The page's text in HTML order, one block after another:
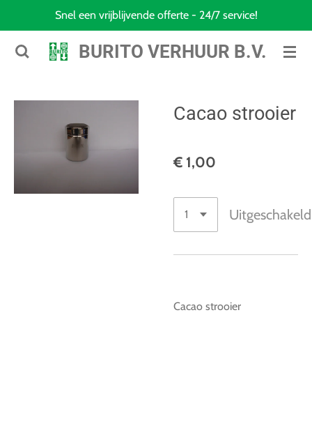
naar
BURITO VERHUUR B.V.
Snel een vrijblijvende offerte - 24/7 service!
Cacao strooier
€ 1,00
Uitgeschakeld
Cacao strooier